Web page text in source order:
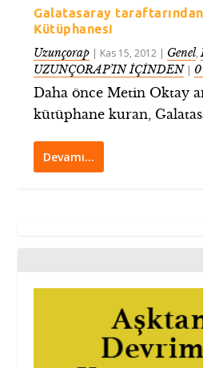
Galatasaray
Kütüphanesi
Uzunçorap | Kas 15, 2012 | Genel,
UZUNÇORAP’IN İÇİNDEN|
Daha önce Metin Oktay
kütüphane kuran,
Devamı…